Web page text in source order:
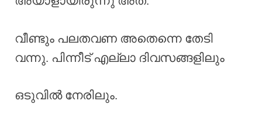
വീണ്ടും പലതവണ അതെന്നെ തേടി
വന്നു. പിന്നീട് എല്ലാ ദിവസങ്ങളിലും
ഒടുവിൽ നേരിലും.